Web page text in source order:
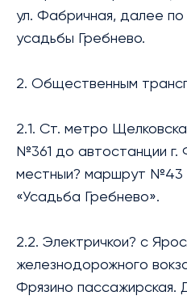
ул. Фабричная, далее
усадьбы Гребнево.
2. Общественным
2.1. Ст. метро
№361 до автостанции г.
местныи? маршрут №43
«Усадьба Гребнево».
2.2. Электричкои? с
железнодорожного
Фрязино пассажирская.